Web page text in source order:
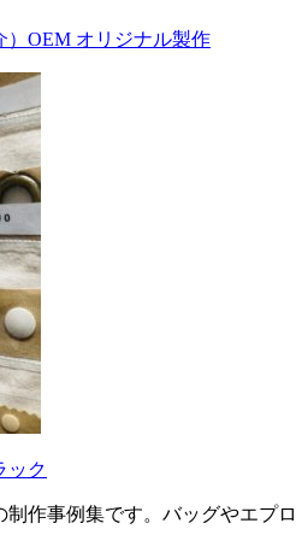
）OEM オリジナル製作
ック
作事例集です。バッグやエプ